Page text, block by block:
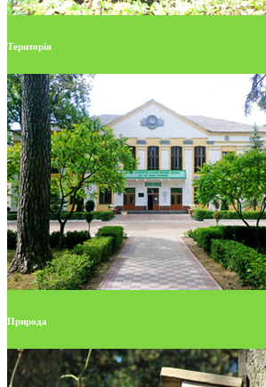
Територія
Природа